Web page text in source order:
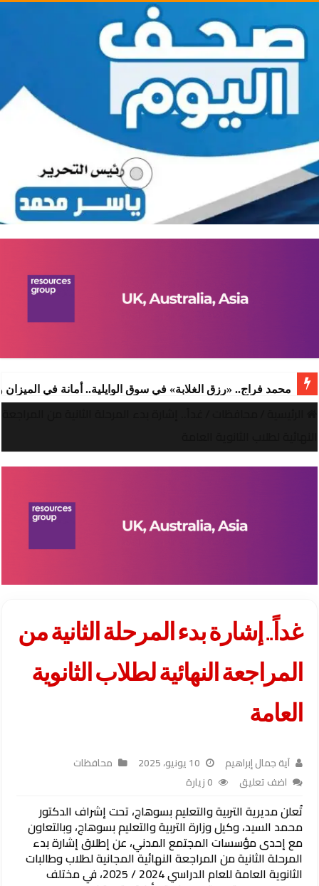
محمد فراج.. «رزق الغلابة» في سوق الوايلية.. أمانة في
غداً.. إشارة بدء المرحلة الثانية من
المراجعة النهائية لطلاب الثانوية
العامة
آية جمال إبراهيم 10 يونيو، 2025
محافظات
اضف تعليق
0 زيارة
تُعلن مديرية التربية والتعليم بسوهاج، تحت إشراف الدكتور
محمد السيد، وكيل وزارة التربية والتعليم بسوهاج، وبالتعاون
مع إحدى مؤسسات المجتمع المدني، عن إطلاق إشارة بدء
المرحلة الثانية من المراجعة النهائية المجانية لطلاب وطالبات
الثانوية العامة للعام الدراسي 2024 / 2025، في مختلف